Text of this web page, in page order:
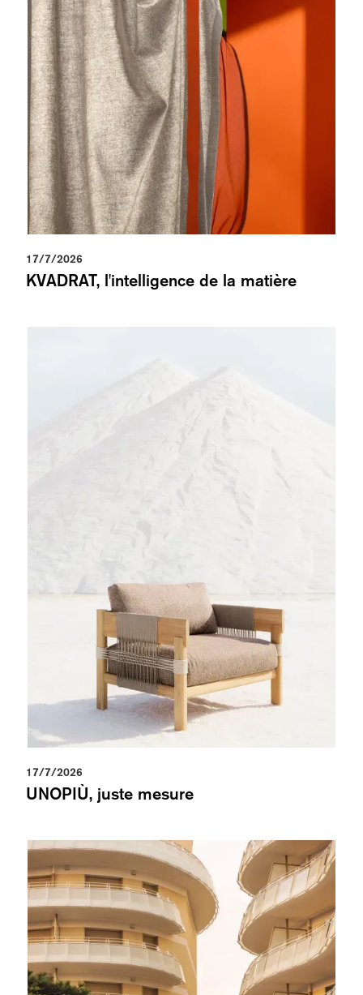
17/7/2026
KVADRAT, l'intelligence de la matière
17/7/2026
UNOPIÙ, juste mesure